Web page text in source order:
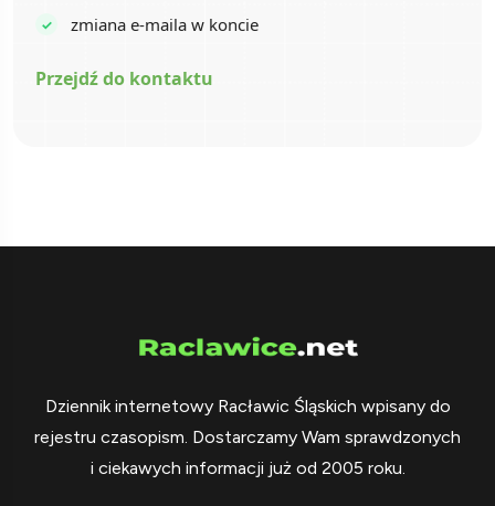
zmiana e-maila w koncie
Przejdź do kontaktu
Dziennik internetowy Racławic Śląskich wpisany do
rejestru czasopism. Dostarczamy Wam sprawdzonych
i ciekawych informacji już od 2005 roku.